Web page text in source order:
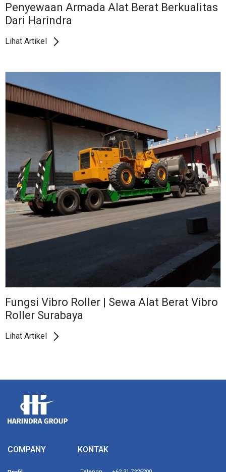
Penyewaan Armada Alat Berat Berkualitas
Dari Harindra
Lihat Artikel
Fungsi Vibro Roller | Sewa Alat Berat Vibro
Roller Surabaya
Lihat Artikel
COMPANY KONTAK